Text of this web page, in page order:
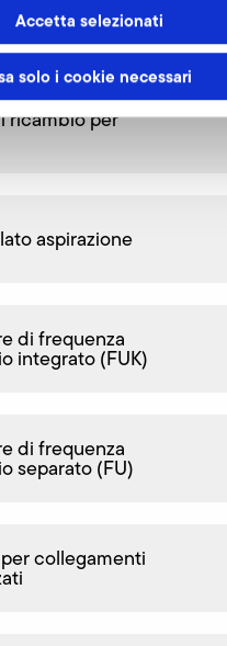
Accetta selezionati
solo i cookie necessari
ricambio per
aspirazione
di frequenza
integrato (FUK)
di frequenza
separato (FU)
collegamenti